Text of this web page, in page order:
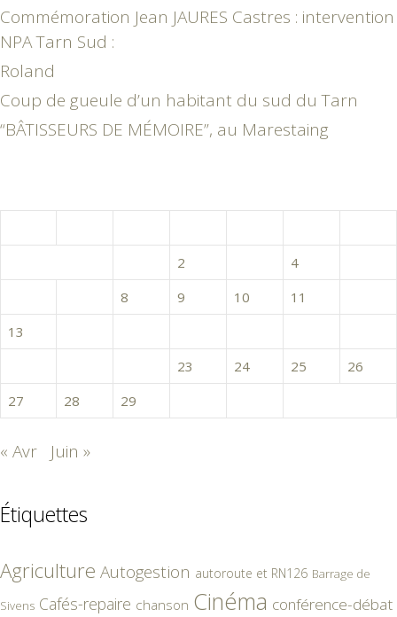
Commémoration Jean JAURES Castres : intervention
NPA Tarn Sud :
Roland
Coup de gueule d’un habitant du sud du Tarn
“BÂTISSEURS DE MÉMOIRE”, au Marestaing
2 4
8 9 10 11
13
23 24 25
26
27
28 29
« Avr Juin »
Étiquettes
Agriculture Autogestion autoroute et RN126 Barrage de
Sivens Cafés-repaire chanson Cinéma conférence-débat